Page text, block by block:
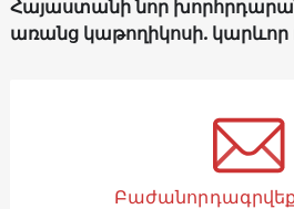
Հայաստանի նոր
առանց կաթողիկոսի. կարևոր